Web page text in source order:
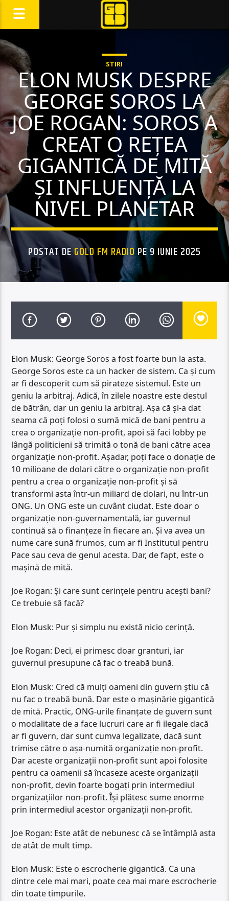
STIRI
ELON MUSK DESPRE
GEORGE SOROS LA
JOE ROGAN: SOROS A
CREAT O REȚEA
GIGANTICĂ DE MITĂ
ȘI INFLUENȚĂ LA
NIVEL PLANETAR
POSTAT DEGOLD FM RADIOPE 9 IUNIE 2025
Elon Musk: George Soros a fost foarte bun la asta.
George Soros este ca un hacker de sistem. Ca și cum
ar fi descoperit cum să pirateze sistemul. Este un
geniu la arbitraj. Adică, în zilele noastre este destul
de bătrân, dar un geniu la arbitraj. Așa că și-a dat
seama că poți folosi o sumă mică de bani pentru a
crea o organizație non-profit, apoi să faci lobby pe
lângă politicieni să trimită o tonă de bani către acea
organizație non-profit. Așadar, poți face o donație de
10 milioane de dolari către o organizație non-profit
pentru a crea o organizație non-profit și să
transformi asta într-un miliard de dolari, nu într-un
ONG. Un ONG este un cuvânt ciudat. Este doar o
organizație non-guvernamentală, iar guvernul
continuă să o finanțeze în fiecare an. Și va avea un
nume care sună frumos, cum ar fi Institutul pentru
Pace sau ceva de genul acesta. Dar, de fapt, este o
mașină de mită.
Joe Rogan: Și care sunt cerințele pentru acești bani?
Ce trebuie să facă?
Elon Musk: Pur și simplu nu există nicio cerință.
Joe Rogan: Deci, ei primesc doar granturi, iar
guvernul presupune că fac o treabă bună.
Elon Musk: Cred că mulți oameni din guvern știu că
nu fac o treabă bună. Dar este o mașinărie gigantică
de mită. Practic, ONG-urile finanțate de guvern sunt
o modalitate de a face lucruri care ar fi ilegale dacă
ar fi guvern, dar sunt cumva legalizate, dacă sunt
trimise către o așa-numită organizație non-profit.
Dar aceste organizații non-profit sunt apoi folosite
pentru ca oamenii să încaseze aceste organizații
non-profit, devin foarte bogați prin intermediul
organizațiilor non-profit. Își plătesc sume enorme
prin intermediul acestor organizații non-profit.
Joe Rogan: Este atât de nebunesc că se întâmplă asta
de atât de mult timp.
Elon Musk: Este o escrocherie gigantică. Ca una
dintre cele mai mari, poate cea mai mare escrocherie
din toate timpurile.